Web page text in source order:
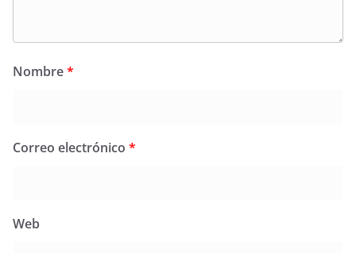
Nombre*
Correo electrónico *
Web